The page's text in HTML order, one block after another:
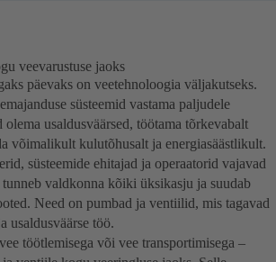
veevarustuse jaoks
päevaks on veetehnoloogia väljakutseks.
süsteemid vastama paljudele
olema usaldusväärsed, töötama tõrkevabalt
võimalikult kulutõhusalt ja energiasäästlikult.
süsteemide ehitajad ja operaatorid vajavad
valdkonna kõiki üksikasju ja suudab
Need on pumbad ja ventiilid, mis tagavad
usaldusväärse töö.
töötlemisega või vee transportimisega –